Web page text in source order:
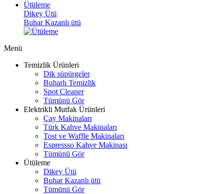
Ütüleme
Dikey Ütü
Buhar Kazanlı ütü
Menü
Temizlik Ürünleri
Dik süpürgeler
Buharlı Temizlik
Spot Cleaner
Tümünü Gör
Elektrikli Mutfak Ürünleri
Çay Makinaları
Türk Kahve Makinaları
Tost ve Waffle Makinaları
Espressso Kahve Makinası
Tümünü Gör
Ütüleme
Dikey Ütü
Buhar Kazanlı ütü
Tümünü Gör